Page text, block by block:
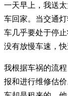
一天早上，我送
车回家。当交通
车几乎要处于停
没有放慢车速，快
我根据车祸的流
报和进行维修估